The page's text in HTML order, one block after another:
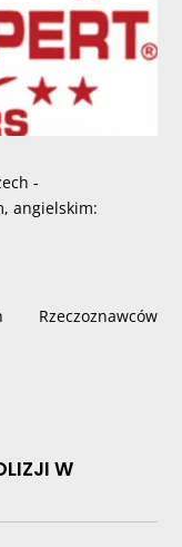
-
angielskim:
Rzeczoznawców
W